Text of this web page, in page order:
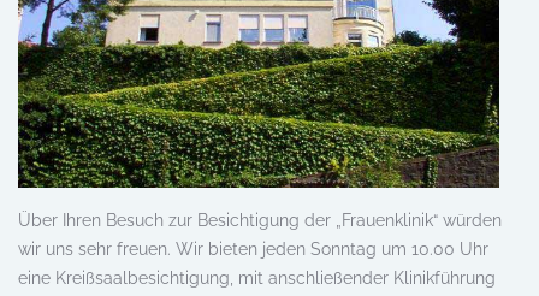
Über Ihren Besuch zur Besichtigung der „Frauenklinik“ würden
wir uns sehr freuen. Wir bieten jeden Sonntag um 10.00 Uhr
eine Kreißsaalbesichtigung, mit anschließender Klinikführung